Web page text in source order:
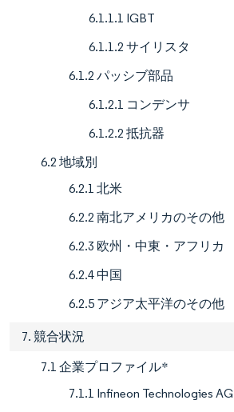
6.1.1.1 IGBT
6.1.1.2 サイリスタ
6.1.2 パッシブ部品
6.1.2.1 コンデンサ
6.1.2.2 抵抗器
6.2 地域別
6.2.1 北米
6.2.2 南北アメリカのその他
6.2.3 欧州・中東・アフリカ
6.2.4 中国
6.2.5 アジア太平洋のその他
7. 競合状況
7.1 企業プロファイル*
7.1.1 Infineon Technologies AG